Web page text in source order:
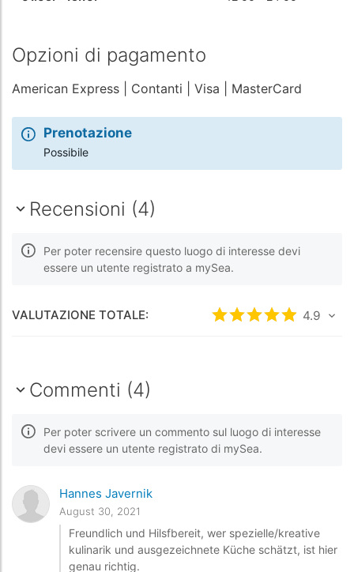
Opzioni di pagamento
American Express | Contanti | Visa | MasterCard
Prenotazione
Possibile
Recensioni (4)
Per poter recensire questo luogo di interesse devi
essere un utente registrato a mySea.
VALUTAZIONE TOTALE: Valutato4.9/5
4.9
Commenti (4)
Per poter scrivere un commento sul luogo di interesse
devi essere un utente registrato di mySea.
Hannes Javernik
August 30, 2021
Freundlich und Hilsfbereit, wer spezielle/kreative
kulinarik und ausgezeichnete Küche schätzt, ist hier
genau richtig.